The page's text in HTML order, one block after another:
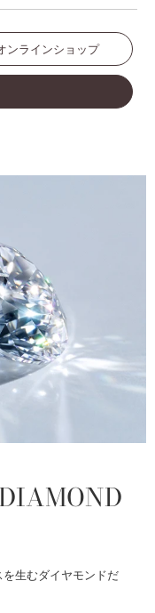
ンラインショップ
生むダイヤモンドだ